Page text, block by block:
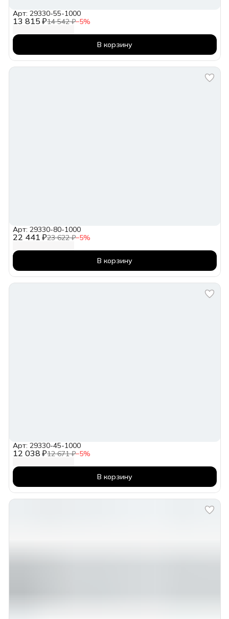
13 815 ₽14 542 ₽−5%
Арт: 29330-55-1000
В корзину
22 441 ₽23 622 ₽−5%
Арт: 29330-80-1000
В корзину
12 038 ₽12 671 ₽−5%
Арт: 29330-45-1000
В корзину